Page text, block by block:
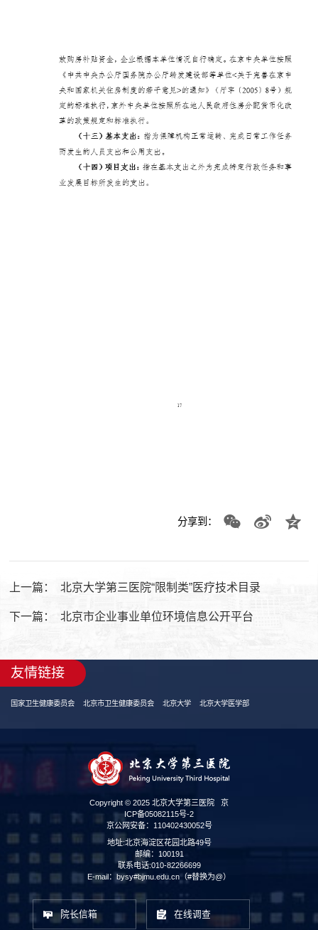
分享到：
上一篇： 北京大学第三医院“限制类”医疗技术目录
下一篇： 北京市企业事业单位环境信息公开平台
友情链接
国家卫生健康委员会 北京市卫生健康委员会 北京大学 北京大学医学部
Copyright © 2025 北京大学第三医院 京
ICP备05082115号-2
京公网安备：110402430052号
地址:北京海淀区花园北路49号
邮编：100191
联系电话:010-82266699
E-mail：bysy#bjmu.edu.cn（#替换为@）
院长信箱 在线调查